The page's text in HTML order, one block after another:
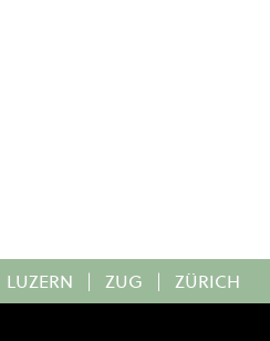
LUZERN | ZUG | ZÜRICH